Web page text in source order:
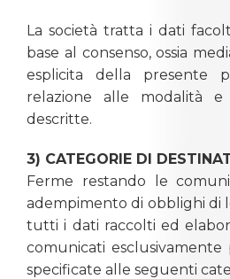
La società tratta i dati
base al consenso, ossia
esplicita della presente
relazione alle modalità
descritte.
3) CATEGORIE DI
Ferme restando le
adempimento di obblighi di
tutti i dati raccolti ed
comunicati
specificate alle seguenti